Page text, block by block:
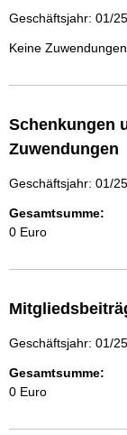
Geschäftsjahr: 01/
Keine
Schenkungen
Zuwendungen
Geschäftsjahr: 01/
Gesamtsumme:
0 Euro
Geschäftsjahr: 01/
Gesamtsumme:
0 Euro